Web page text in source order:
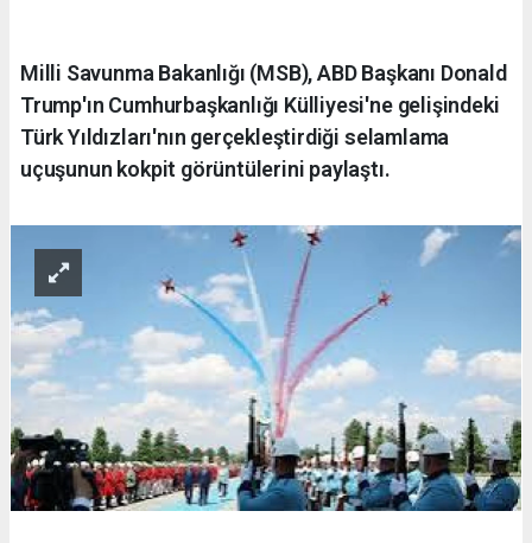
Milli Savunma Bakanlığı (MSB), ABD Başkanı Donald
Trump'ın Cumhurbaşkanlığı Külliyesi'ne gelişindeki
Türk Yıldızları'nın gerçekleştirdiği selamlama
uçuşunun kokpit görüntülerini paylaştı.